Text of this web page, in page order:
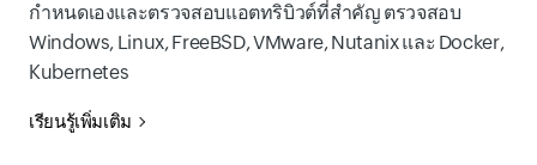
กำหนดเองและตรวจสอบแอตทริบิวต์ที่สำคัญ ตรวจสอบ
Windows, Linux, FreeBSD, VMware, Nutanix และ Docker,
Kubernetes
เรียนรู้เพิ่มเติม